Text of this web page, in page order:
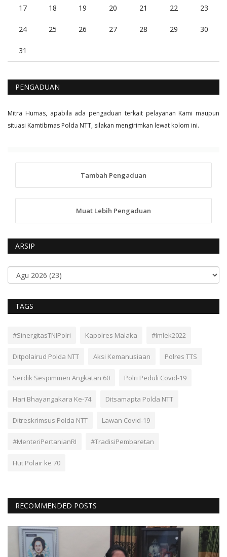
17 18 19 20 21 22 23
24 25 26 27 28 29 30
31
PENGADUAN
Mitra Humas, apabila ada pengaduan terkait pelayanan Kami maupun
situasi Kamtibmas Polda NTT, silakan mengirimkan lewat kolom ini.
Tambah Pengaduan
Muat Lebih Pengaduan
ARSIP
TAGS
#SinergitasTNIPolri Kapolres Malaka #Imlek2022
Ditpolairud Polda NTT Aksi Kemanusiaan Polres TTS
Serdik Sespimmen Angkatan 60 Polri Peduli Covid-19
Hari Bhayangakara Ke-74 Ditsamapta Polda NTT
Ditreskrimsus Polda NTT Lawan Covid-19
#MenteriPertanianRI #TradisiPembaretan
Hut Polair ke 70
RECOMMENDED POSTS